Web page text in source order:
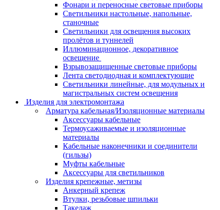
Фонари и переносные световые приборы
Светильники настольные, напольные,
станочные
Светильники для освещения высоких
пролётов и туннелей
Иллюминационное, декоративное
освещение
Взрывозащищенные световые приборы
Лента светодиодная и комплектующие
Светильники линейные, для модульных и
магистральных систем освещения
Изделия для электромонтажа
Арматура кабельная/Изоляционные материалы
Аксессуары кабельные
Термоусаживаемые и изоляционные
материалы
Кабельные наконечники и соединители
(гильзы)
Муфты кабельные
Аксессуары для светильников
Изделия крепежные, метизы
Анкерный крепеж
Втулки, резьбовые шпильки
Такелаж